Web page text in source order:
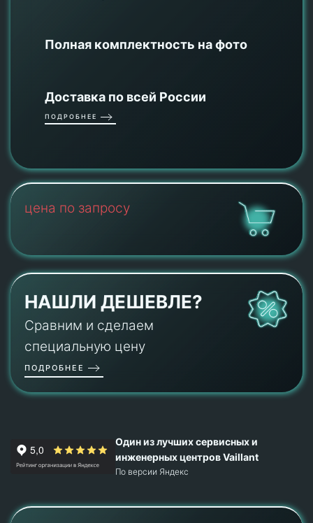
Полная комплектность на фото
Доставка по всей России
ПОДРОБНЕЕ
цена по запросу
НАШЛИ ДЕШЕВЛЕ?
Сравним и сделаем
специальную цену
ПОДРОБНЕЕ
Один из лучших сервисных и
инженерных центров Vaillant
По версии Яндекс